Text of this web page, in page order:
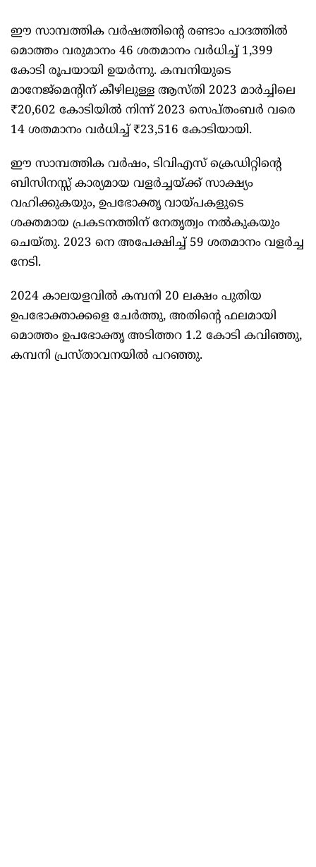
ഈ സാമ്പത്തിക വർഷത്തിന്റെ രണ്ടാം പാദത്തിൽ
മൊത്തം വരുമാനം 46 ശതമാനം വർധിച്ച് 1,399
കോടി രൂപയായി ഉയർന്നു. കമ്പനിയുടെ
മാനേജ്മെന്റിന് കീഴിലുള്ള ആസ്തി 2023 മാർച്ചിലെ
₹20,602 കോടിയിൽ നിന്ന് 2023 സെപ്തംബർ വരെ
14 ശതമാനം വർധിച്ച് ₹23,516 കോടിയായി.
ഈ സാമ്പത്തിക വർഷം, ടിവിഎസ് ക്രെഡിറ്റിന്റെ
ബിസിനസ്സ് കാര്യമായ വളർച്ചയ്ക്ക് സാക്ഷ്യം
വഹിക്കുകയും, ഉപഭോക്തൃ വായ്പകളുടെ
ശക്തമായ പ്രകടനത്തിന് നേതൃത്വം നൽകുകയും
ചെയ്തു. 2023 നെ അപേക്ഷിച്ച് 59 ശതമാനം വളർച്ച
നേടി.
2024 കാലയളവിൽ കമ്പനി 20 ലക്ഷം പുതിയ
ഉപഭോക്താക്കളെ ചേർത്തു, അതിന്റെ ഫലമായി
മൊത്തം ഉപഭോക്തൃ അടിത്തറ 1.2 കോടി കവിഞ്ഞു,
കമ്പനി പ്രസ്താവനയിൽ പറഞ്ഞു.